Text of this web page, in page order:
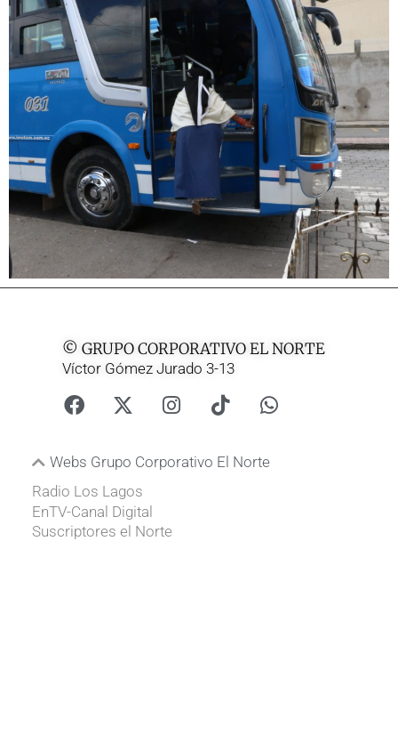
© GRUPO CORPORATIVO EL NORTE
Víctor Gómez Jurado 3-13
Webs Grupo Corporativo El Norte
Radio Los Lagos
EnTV-Canal Digital
Suscriptores el Norte